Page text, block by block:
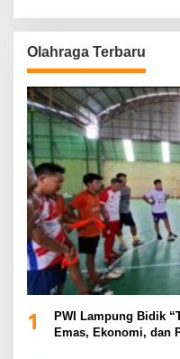
Olahraga Terbaru
1
PWI Lampung Bidik
Emas, Ekonomi, dan